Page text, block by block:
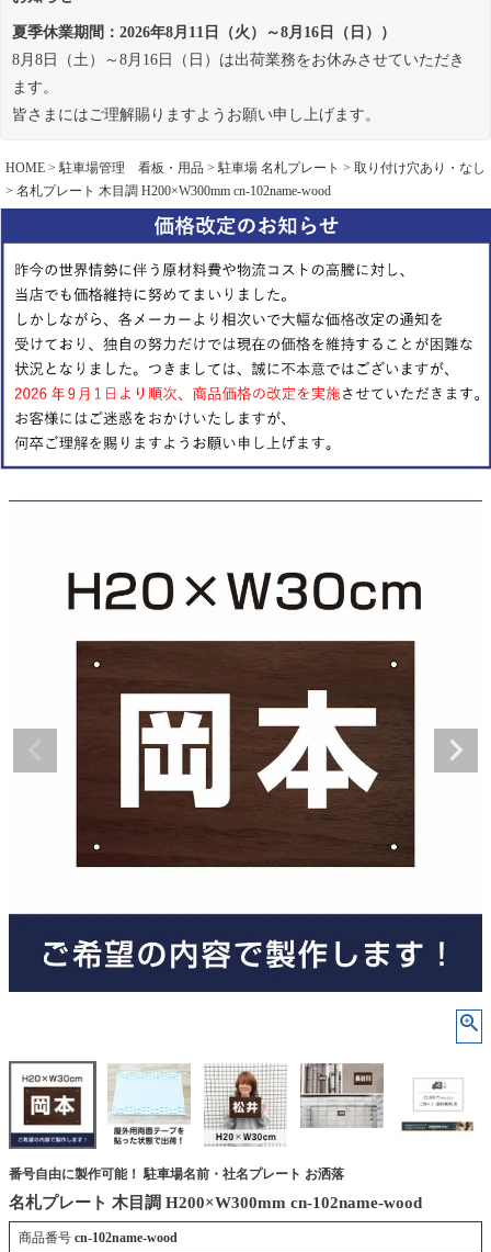
夏季休業期間：2026年8月11日（火）～8月16日（日））
8月8日（土）～8月16日（日）は出荷業務をお休みさせていただき
ます。
皆さまにはご理解賜りますようお願い申し上げます。
HOME 駐車場管理 看板・用品 駐車場 名札プレート
取り付け穴あり・なし
名札プレート 木目調 H200×W300mm cn-102name-wood
番号自由に製作可能！ 駐車場名前・社名プレート お洒落
名札プレート 木目調 H200×W300mm cn-102name-wood
商品番号 cn-102name-wood